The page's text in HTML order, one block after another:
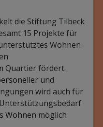
die Stiftung Tilbeck
15 Projekte für
Wohnen
Quartier fördert.
und
wird auch für
Wohnen möglich